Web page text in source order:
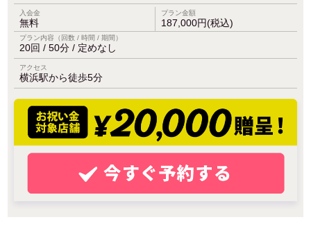
入会金
無料
プラン金額
187,000円(税込)
プラン内容（回数 / 時間 / 期間）
20回 / 50分 / 定めなし
アクセス
横浜駅から徒歩5分